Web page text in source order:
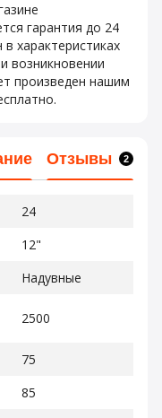
гарантия до 24
характеристиках
возникновении
произведен нашим
Отзывы 2
24
12"
Надувные
2500
75
85